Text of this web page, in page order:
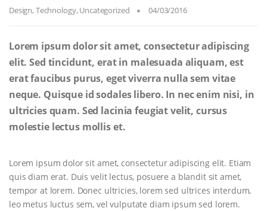
Design, Technology, Uncategorized 04/03/2016
Lorem ipsum dolor sit amet, consectetur adipiscing
elit. Sed tincidunt, erat in malesuada aliquam, est
erat faucibus purus, eget viverra nulla sem vitae
neque. Quisque id sodales libero. In nec enim nisi, in
ultricies quam. Sed lacinia feugiat velit, cursus
molestie lectus mollis et.
Lorem ipsum dolor sit amet, consectetur adipiscing elit. Etiam
quis diam erat. Duis velit lectus, posuere a blandit sit amet,
tempor at lorem. Donec ultricies, lorem sed ultrices interdum,
leo metus luctus sem, vel vulputate diam ipsum sed lorem.